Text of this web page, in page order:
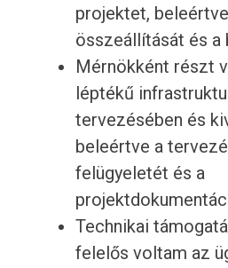
projektet,
összeállítását és a
Mérnökként részt
léptékű
tervezésében és
beleértve a
felügyeletét és a
Technikai
felelős voltam az